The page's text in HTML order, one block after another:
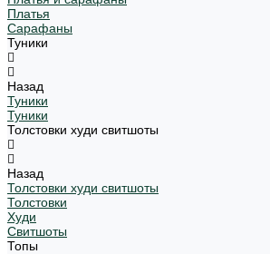
Платья
Сарафаны
Туники
Назад
Туники
Туники
Толстовки худи свитшоты
Назад
Толстовки худи свитшоты
Толстовки
Худи
Свитшоты
Топы